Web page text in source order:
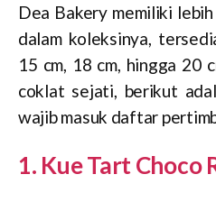
Dea Bakery memiliki
dalam koleksinya,
15 cm, 18 cm, hingga 20
coklat sejati, berikut
wajib masuk daftar
1. Kue Tart Choco